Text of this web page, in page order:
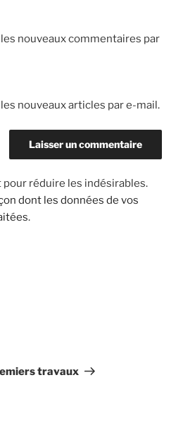
nouveaux commentaires par
nouveaux articles par e-mail.
réduire les indésirables.
dont les données de vos
.
travaux